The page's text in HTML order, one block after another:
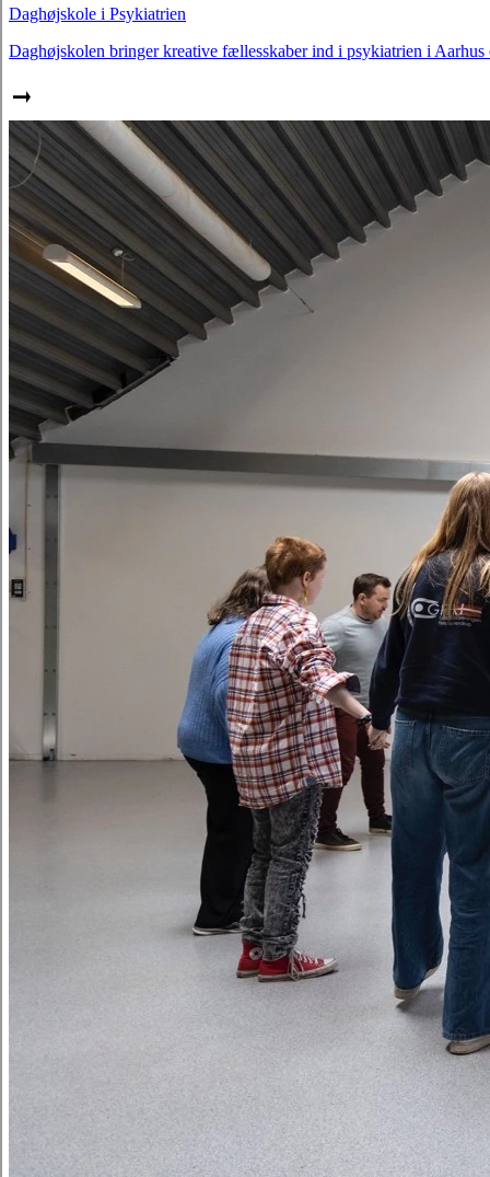
Daghøjskole i Psykiatrien
Daghøjskolen bringer kreative fællesskaber ind i psykiatrien i